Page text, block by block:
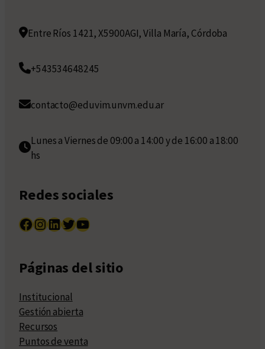
Entre Ríos 1421, X5900AGI, Villa María, Córdoba
+543534648245
contacto@eduvim.unvm.edu.ar
Lunes a Viernes de 09:00 a 14:00 y de 16:00 a 18:00
hs
Redes sociales
Facebook InstagramLinkedIn Twitter YouTube
Páginas del sitio
Institucional
Gestión abierta
Recursos
Puntos de venta